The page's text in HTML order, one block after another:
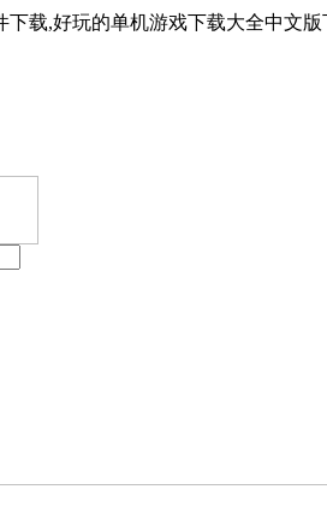
下载,好玩的单机游戏下载大全中文版